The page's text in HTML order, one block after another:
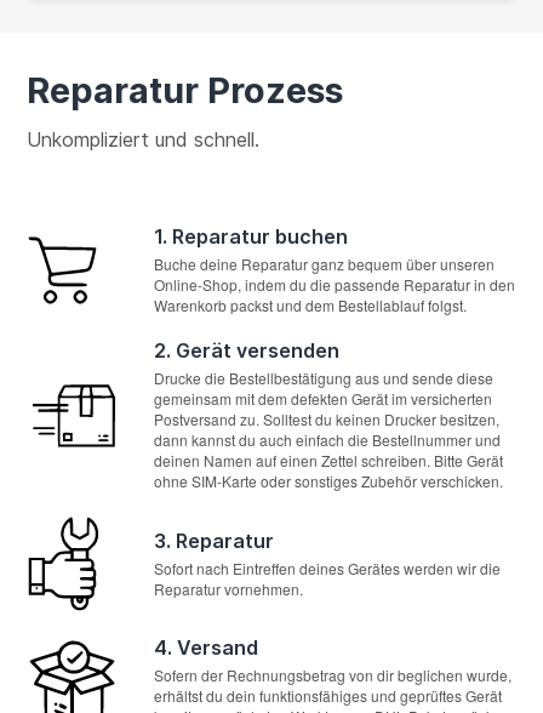
Reparatur Prozess
Unkompliziert und schnell.
1. Reparatur buchen
Buche deine Reparatur ganz bequem über unseren
Online-Shop, indem du die passende Reparatur in den
Warenkorb packst und dem Bestellablauf folgst.
2. Gerät versenden
Drucke die Bestellbestätigung aus und sende diese
gemeinsam mit dem defekten Gerät im versicherten
Postversand zu. Solltest du keinen Drucker besitzen,
dann kannst du auch einfach die Bestellnummer und
deinen Namen auf einen Zettel schreiben. Bitte Gerät
ohne SIM-Karte oder sonstiges Zubehör verschicken.
3. Reparatur
Sofort nach Eintreffen deines Gerätes werden wir die
Reparatur vornehmen.
4. Versand
Sofern der Rechnungsbetrag von dir beglichen wurde,
erhältst du dein funktionsfähiges und geprüftes Gerät